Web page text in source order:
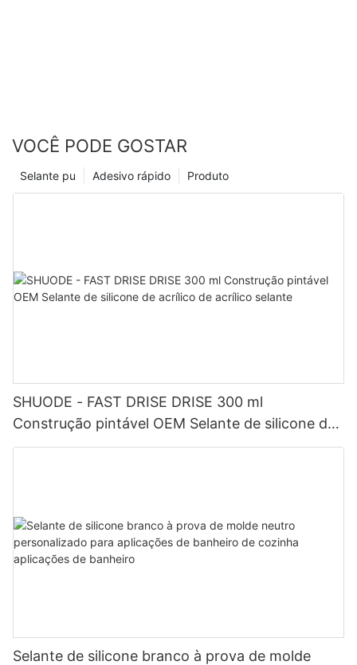
VOCÊ PODE GOSTAR
Produto
Adesivo rápido
Selante pu
SHUODE - FAST DRISE DRISE 300 ml
Construção pintável OEM Selante de silicone de
acrílico de acrílico selante
Selante de silicone branco à prova de molde